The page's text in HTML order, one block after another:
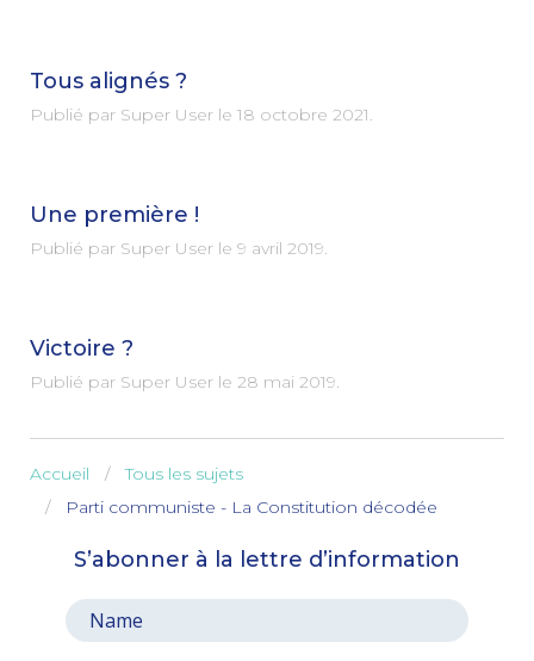
Tous alignés ?
Publié par Super User le 18 octobre 2021.
Une première !
Publié par Super User le 9 avril 2019.
Victoire ?
Publié par Super User le 28 mai 2019.
Accueil
Tous les sujets
Parti communiste - La Constitution décodée
S’abonner à la lettre d’information